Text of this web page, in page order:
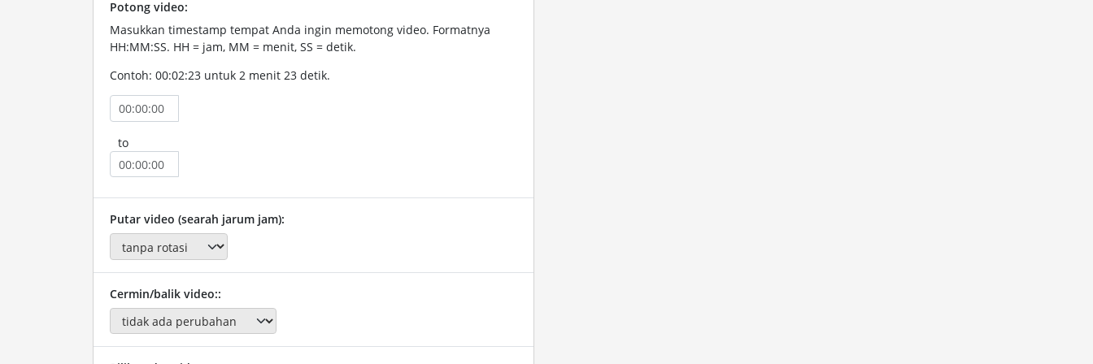
Potong video:
Masukkan timestamp tempat Anda ingin memotong video. Formatnya
HH:MM:SS. HH = jam, MM = menit, SS = detik.
Contoh: 00:02:23 untuk 2 menit 23 detik.
to
Putar video (searah jarum jam):
Cermin/balik video::